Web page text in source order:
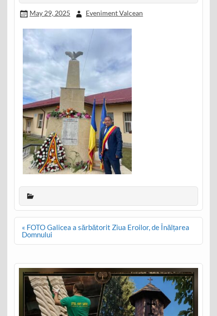
May 29, 2025 Eveniment Valcean
Post
navigation
« FOTO Galicea a sărbătorit Ziua Eroilor, de Înălțarea
Domnului